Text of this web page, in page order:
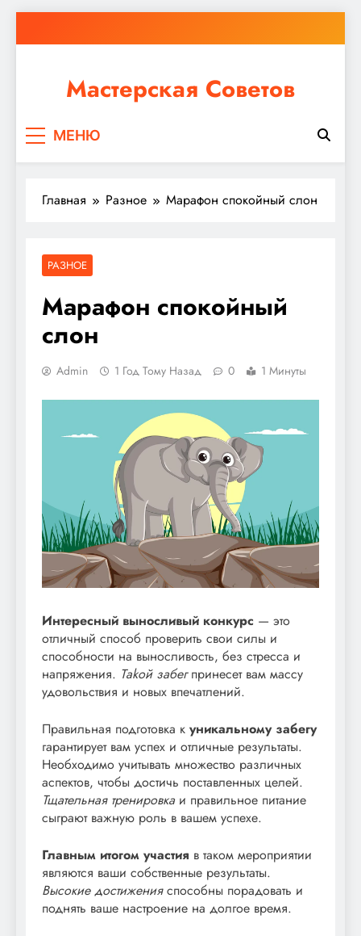
к
Мастерская Советов
ремонт или крупное строительство, в Мастерской
МЕНЮ
Главная Разное Марафон спокойный слон
РАЗНОЕ
Марафон спокойный
слон
Admin 1 Год Тому Назад 0 1 Минуты
Интересный выносливый конкурс — это
отличный способ проверить свои силы и
способности на выносливость, без стресса и
напряжения. Тakой забегпринесет вам массу
удовольствия и новых впечатлений.
Правильная подготовка к уникальному забегу
гарантирует вам успех и отличные результаты.
Необходимо учитывать множество различных
аспектов, чтобы достичь поставленных целей.
Тщательная тренировкаи правильное питание
сыграют важную роль в вашем успехе.
Главным итогом участия в таком мероприятии
являются ваши собственные результаты.
Высокие достиженияспособны порадовать и
поднять ваше настроение на долгое время.